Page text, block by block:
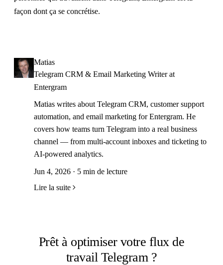
façon dont ça se concrétise.
Matias
Telegram CRM & Email Marketing Writer at
Entergram
Matias writes about Telegram CRM, customer support
automation, and email marketing for Entergram. He
covers how teams turn Telegram into a real business
channel — from multi-account inboxes and ticketing to
AI-powered analytics.
Jun 4, 2026 · 5 min de lecture
Lire la suite
Prêt à optimiser votre flux de
travail Telegram ?